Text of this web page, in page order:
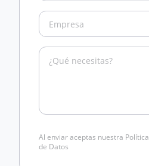
Al enviar aceptas nuestra Política
de Datos